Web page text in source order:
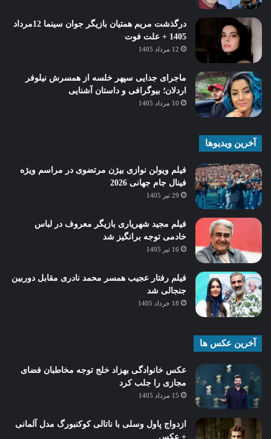
درگذشت مریم همتیان بازیگر جوان سینما 12مرداد
1405 + علت فوت
12 مرداد 1405
ماجرای جدایی سپهر خلسه از همسرش نیلوفر
اردلان؛ بیوگرافی و داستان آشنایی
10 مرداد 1405
آخرین ویدیوها
فیلم ویولن نوازی بیژن مرتضوی در مراسم ویژه
فینال جام جهانی 2026
29 تیر 1405
فیلم مجید شهریاری بازیگر معروف در لباس
خادمی توجه برانگیز شد
16 تیر 1405
فیلم رفتار عجیب همسر محمد نادری مقابل دوربین
جنجالی شد
18 خرداد 1405
آخرین عکس ها
عکس خانوادگی بهزاد خلج توجه مخاطبان فضای
مجازی را جلب کرد
15 مرداد 1405
ازدواج پاول وسلی با ناتالی کوکنبورگ مدل آلمانی
+ عکس